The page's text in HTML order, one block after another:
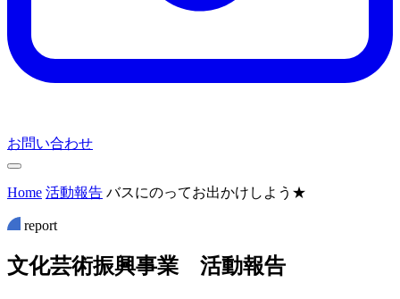
お問い合わせ
Home 活動報告 バスにのってお出かけしよう★
report
文化芸術振興事業 活動報告